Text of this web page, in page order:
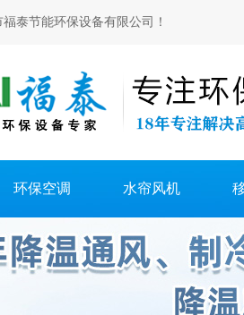
泰节能环保设备有限公司！
环保空调 水帘风机